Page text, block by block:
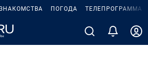
ПОГОДА ТЕЛЕПРОГРАММА